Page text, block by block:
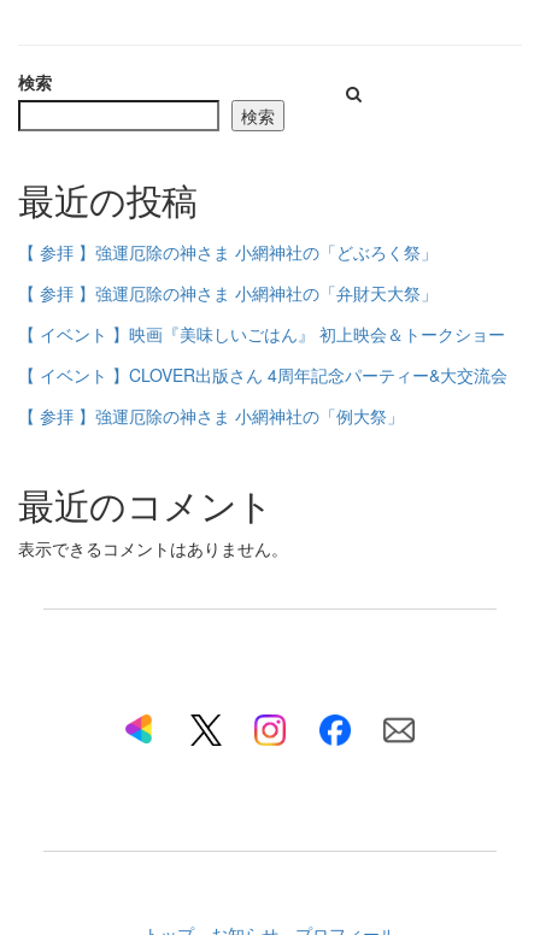
検索
検索
最近の投稿
【 参拝 】強運厄除の神さま 小網神社の「どぶろく祭」
【 参拝 】強運厄除の神さま 小網神社の「弁財天大祭」
【 イベント 】映画『美味しいごはん』 初上映会＆トークショー
【 イベント 】CLOVER出版さん 4周年記念パーティー&大交流会
【 参拝 】強運厄除の神さま 小網神社の「例大祭」
最近のコメント
表示できるコメントはありません。